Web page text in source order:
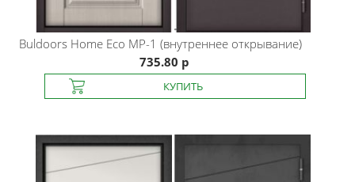
Buldoors Нome Eco MP-1 (внутреннее открывание)
735.80 р